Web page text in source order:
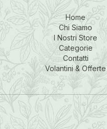
Home
Chi Siamo
I Nostri Store
Categorie
Contatti
Volantini & Offerte